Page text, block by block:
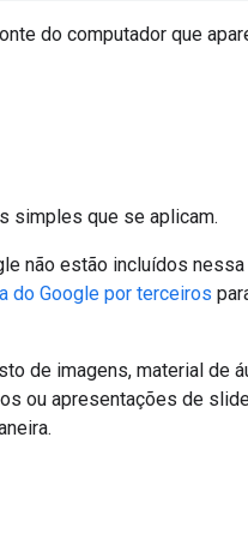
do computador que
simples que se aplicam.
não estão incluídos
do Google por terceiros
de imagens, material de
ou apresentações de